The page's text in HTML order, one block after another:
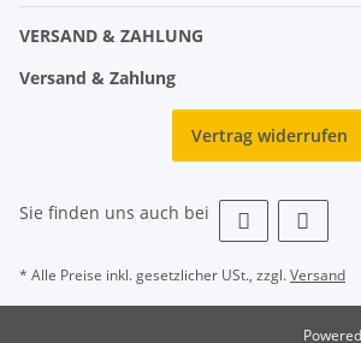
VERSAND & ZAHLUNG
Versand & Zahlung
Vertrag widerrufen
Sie finden uns auch bei
* Alle Preise inkl. gesetzlicher USt., zzgl.Versand